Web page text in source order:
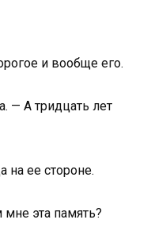
и вообще его.
— А тридцать лет
на ее стороне.
мне эта память?